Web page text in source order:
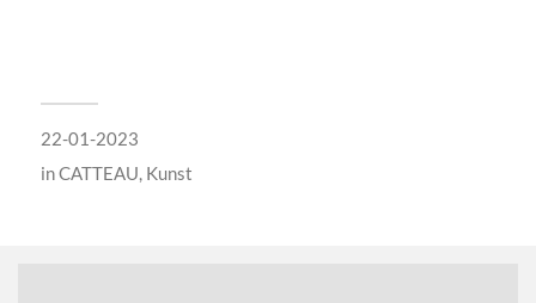
22-01-2023
inCATTEAU, Kunst